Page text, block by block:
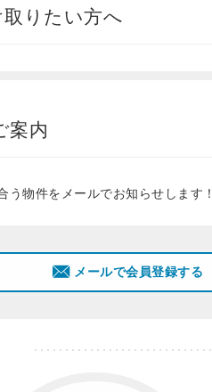
りたい方へ
案内
う物件をメールでお知らせします！
メールで会員登録する